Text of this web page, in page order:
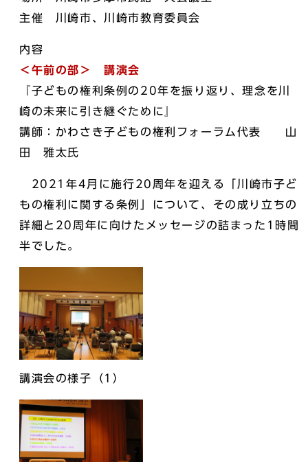
主催 川崎市、川崎市教育委員会
内容
＜午前の部＞ 講演会
『子どもの権利条例の20年を振り返り、理念を川
崎の未来に引き継ぐために』
講師：かわさき子どもの権利フォーラム代表 山
田 雅太氏
2021年4月に施行20周年を迎える「川崎市子ど
もの権利に関する条例」について、その成り立ちの
詳細と20周年に向けたメッセージの詰まった1時間
半でした。
講演会の様子（1）